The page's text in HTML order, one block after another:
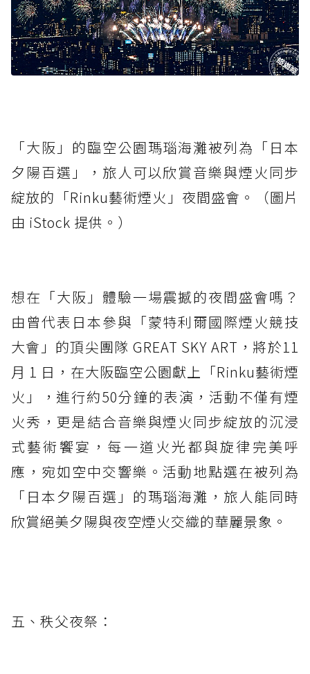
「大阪」的臨空公園瑪瑙海灘被列為「日本
夕陽百選」，旅人可以欣賞音樂與煙火同步
綻放的「Rinku藝術煙火」夜間盛會。（圖片
由 iStock 提供。）
想在「大阪」體驗一場震撼的夜間盛會嗎？
由曾代表日本參與「蒙特利爾國際煙火競技
大會」的頂尖團隊 GREAT SKY ART，將於11
月 1 日，在大阪臨空公園獻上「Rinku藝術煙
火」，進行約50分鐘的表演，活動不僅有煙
火秀，更是結合音樂與煙火同步綻放的沉浸
式藝術饗宴，每一道火光都與旋律完美呼
應，宛如空中交響樂。活動地點選在被列為
「日本夕陽百選」的瑪瑙海灘，旅人能同時
欣賞絕美夕陽與夜空煙火交織的華麗景象。
五、秩父夜祭：